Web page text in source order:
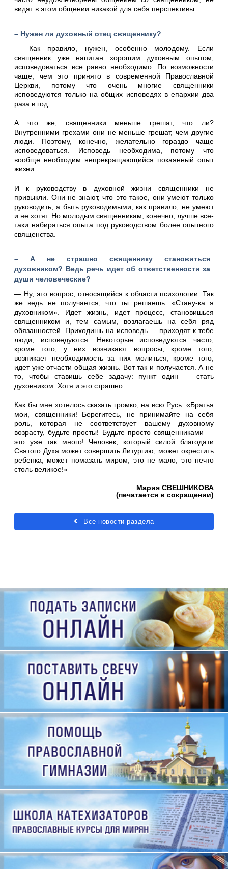
видят в этом общении никакой для себя перспективы.
– Нужен ли духовный отец священнику?
— Как правило, нужен, особенно молодому. Если
священник уже напитан хорошим духовным опытом,
исповедоваться все равно необходимо. По возможности
чаще, чем это принято в современной Православной
Церкви, потому что очень многие священники
исповедуются только на общих исповедях в епархии два
раза в год.
А что же, священники меньше грешат, что ли?
Внутренними грехами они не меньше грешат, чем другие
люди. Поэтому, конечно, желательно гораздо чаще
исповедоваться. Исповедь необходима, потому что
вообще необходим непрекращающийся покаянный опыт
жизни.
И к руководству в духовной жизни священники не
привыкли. Они не знают, что это такое, они умеют только
руководить, а быть руководимыми, как правило, не умеют
и не хотят. Но молодым священникам, конечно, лучше все-
таки набираться опыта под руководством более опытного
священства.
– А не страшно священнику становиться
духовником? Ведь речь идет об ответственности за
души человеческие?
— Ну, это вопрос, относящийся к области психологии. Так
же ведь не получается, что ты решаешь: «Стану-ка я
духовником». Идет жизнь, идет процесс, становишься
священником и, тем самым, возлагаешь на себя ряд
обязанностей. Приходишь на исповедь — приходят к тебе
люди, исповедуются. Некоторые исповедуются часто,
кроме того, у них возникают вопросы, кроме того,
возникает необходимость за них молиться, кроме того,
идет уже отчасти общая жизнь. Вот так и получается. А не
то, чтобы ставишь себе задачу: пункт один — стать
духовником. Хотя и это страшно.
Как бы мне хотелось сказать громко, на всю Русь: «Братья
мои, священники! Берегитесь, не принимайте на себя
роль, которая не соответствует вашему духовному
возрасту, будьте просты! Будьте просто священниками —
это уже так много! Человек, который силой благодати
Святого Духа может совершить Литургию, может окрестить
ребенка, может помазать миром, это не мало, это нечто
столь великое!»
Мария СВЕШНИКОВА
(печатается в сокращении)
Все новости раздела